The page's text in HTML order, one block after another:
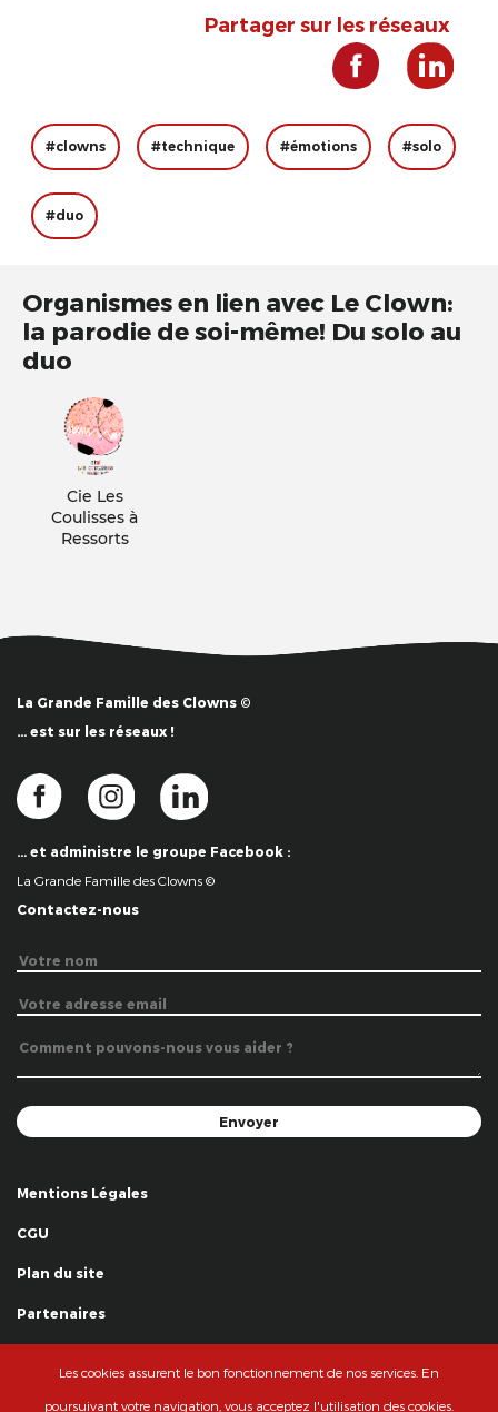
Partager sur les réseaux
#clowns #technique #émotions #solo
#duo
Organismes en lien avec Le Clown:
la parodie de soi-même! Du solo au
duo
Cie Les
Coulisses à
Ressorts
La Grande Famille des Clowns ©
… est sur les réseaux !
… et administre le groupe Facebook :
La Grande Famille des Clowns ©
Contactez-nous
Mentions Légales
CGU
Plan du site
Partenaires
© La Grande Famille des Clowns - 2018
Les cookies assurent le bon fonctionnement de nos services. En
poursuivant votre navigation, vous acceptez l'utilisation des cookies.